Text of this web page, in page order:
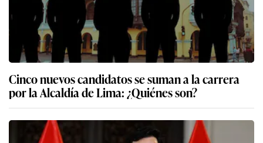
Cinco nuevos candidatos se suman a la carrera
por la Alcaldía de Lima: ¿Quiénes son?